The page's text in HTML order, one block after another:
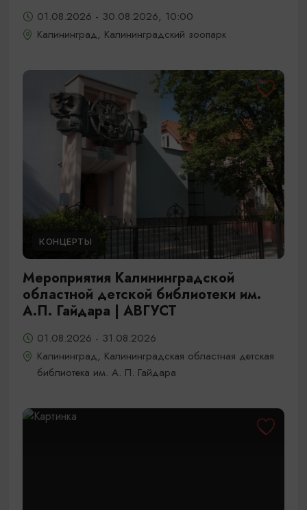
01.08.2026 - 30.08.2026, 10:00
Калининград, Калининградский зоопарк
КОНЦЕРТЫ
Мероприятия Калининградской
областной детской библиотеки им.
А.П. Гайдара | АВГУСТ
01.08.2026 - 31.08.2026
Калининград, Калининградская областная детская
библиотека им. А. П. Гайдара